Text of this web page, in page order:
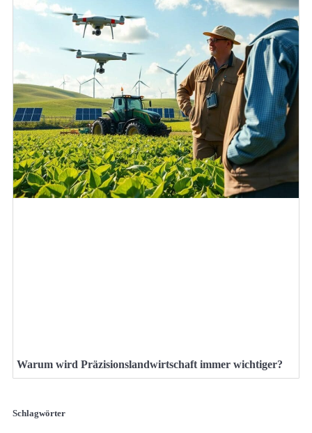
Warum wird Präzisionslandwirtschaft immer wichtiger?
Schlagwörter